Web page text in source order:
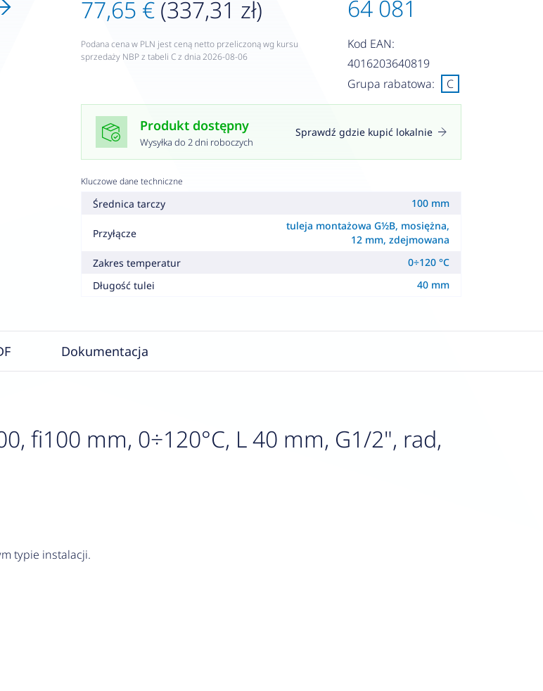
77,65 € (337,31 zł)
Podana cena w PLN jest ceną netto przeliczoną wg kursu
sprzedaży NBP z tabeli C z dnia 2026-08-06
64 081
Kod EAN:
4016203640819
Grupa rabatowa:
C
Produkt dostępny
Wysyłka do 2 dni roboczych
Sprawdź gdzie kupić lokalnie
Kluczowe dane techniczne
Średnica tarczy 100 mm
Przyłącze
tuleja montażowa G½B, mosiężna,
12 mm, zdejmowana
Zakres temperatur
0÷120 °C
Długość tulei
40 mm
Dokumentacja
fi100 mm, 0÷120°C, L 40 mm, G1/2", rad,
typie instalacji.